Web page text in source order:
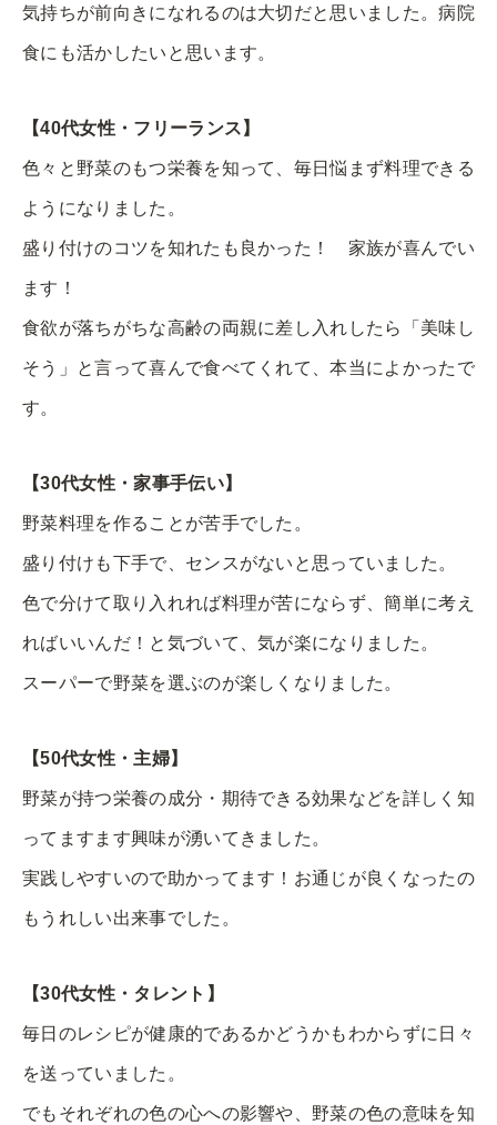
気持ちが前向きになれるのは大切だと思いました。病院
食にも活かしたいと思います。
【40代女性・フリーランス】
色々と野菜のもつ栄養を知って、毎日悩まず料理できる
ようになりました。
盛り付けのコツを知れたも良かった！ 家族が喜んでい
ます！
食欲が落ちがちな高齢の両親に差し入れしたら「美味し
そう」と言って喜んで食べてくれて、本当によかったで
す。
【30代女性・家事手伝い】
野菜料理を作ることが苦手でした。
盛り付けも下手で、センスがないと思っていました。
色で分けて取り入れれば料理が苦にならず、簡単に考え
ればいいんだ！と気づいて、気が楽になりました。
スーパーで野菜を選ぶのが楽しくなりました。
【50代女性・主婦】
野菜が持つ栄養の成分・期待できる効果などを詳しく知
ってますます興味が湧いてきました。
実践しやすいので助かってます！お通じが良くなったの
もうれしい出来事でした。
【30代女性・タレント】
毎日のレシピが健康的であるかどうかもわからずに日々
を送っていました。
でもそれぞれの色の心への影響や、野菜の色の意味を知